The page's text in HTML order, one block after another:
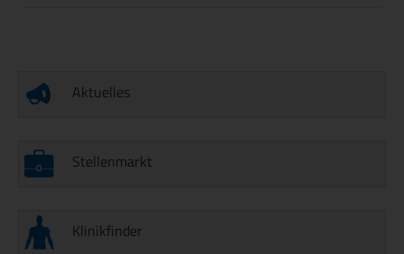
Aktuelles
Stellenmarkt
Klinikfinder